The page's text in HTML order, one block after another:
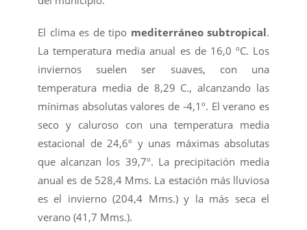
El clima es de tipo mediterráneo subtropical.
La temperatura media anual es de 16,0 ºC. Los
inviernos suelen ser suaves, con una
temperatura media de 8,29 C., alcanzando las
mínimas absolutas valores de -4,1º. El verano es
seco y caluroso con una temperatura media
estacional de 24,6º y unas máximas absolutas
que alcanzan los 39,7º. La precipitación media
anual es de 528,4 Mms. La estación más lluviosa
es el invierno (204,4 Mms.) y la más seca el
verano (41,7 Mms.).